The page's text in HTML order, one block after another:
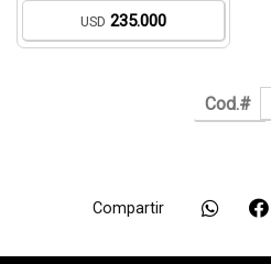
USD 235.000
Compartir